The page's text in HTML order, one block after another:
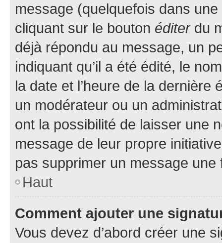
message (quelquefois dans
cliquant sur le bouton éditerdu
déjà répondu au message, un
indiquant qu’il a été édité, le
la date et l’heure de la dernière
un modérateur ou un
ont la possibilité de laisser une
message de leur propre
pas supprimer un message une
Haut
Comment ajouter une
Vous devez d’abord créer une